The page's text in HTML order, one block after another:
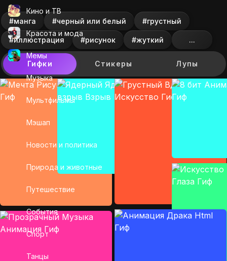
Кино и ТВ
Красота и мода
Мемы
Музыка
Мультфильмы
Мэшап
Новости и политика
Природа и животные
Путешествие
События
Спорт
Танцы
#манга #черный или белый #грустный
#иллюстрация #рисунок #жуткий ...
Гифки Стикеры Лупы